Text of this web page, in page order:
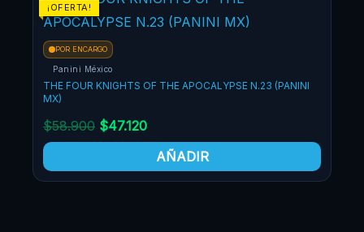
¡OFERTA!
POR ENCARGO
Panini México
THE FOUR KNIGHTS OF THE APOCALYPSE N.23 (PANINI
MX)
$58.900 $47.120
AÑADIR